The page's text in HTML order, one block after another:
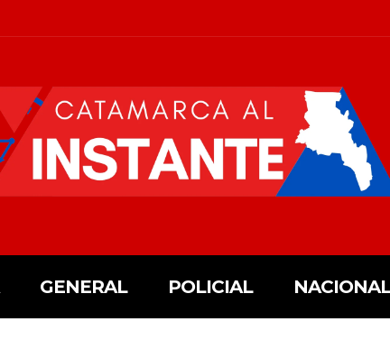
GENERAL POLICIAL